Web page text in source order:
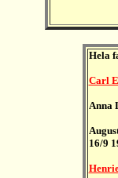
Hela
Carl
Anna
16/9